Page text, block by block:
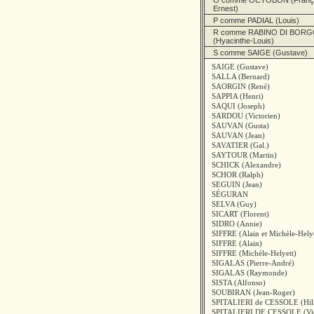
Ernest)
P comme PADIAL (Louis)
R comme RABINO DI
(Hyacinthe-Louis)
S comme SAIGE (Gustave)
SAIGE (Gustave)
SALLA (Bernard)
SAORGIN (René)
SAPPIA (Henri)
SAQUI (Joseph)
SARDOU (Victorien)
SAUVAN (Gusta)
SAUVAN (Jean)
SAVATIER (Gal.)
SAYTOUR (Martin)
SCHICK (Alexandre)
SCHOR (Ralph)
SEGUIN (Jean)
SÉGURAN
SELVA (Guy)
SICART (Florent)
SIDRO (Annie)
SIFFRE (Alain et Michèle-
SIFFRE (Alain)
SIFFRE (Michèle-Helyett)
SIGALAS (Pierre-André)
SIGALAS (Raymonde)
SISTA (Alfonso)
SOUBIRAN (Jean-Roger)
SPITALIERI de CESSOLE
SPITALIERI DE CESSOLE